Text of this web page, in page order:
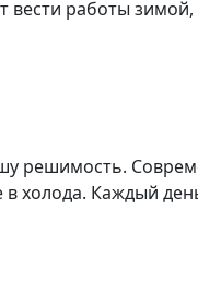
работы зимой,
решимость.
холода. Каждый